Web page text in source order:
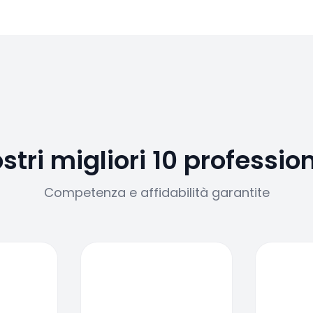
migliori 10
Competenza e affidabilità garantite